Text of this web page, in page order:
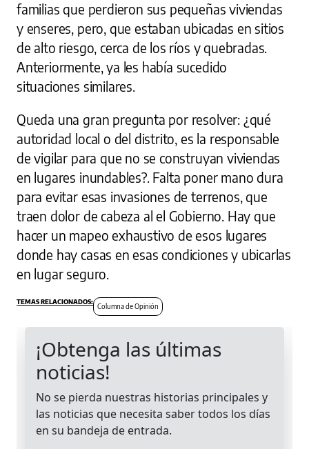
familias que perdieron sus pequeñas viviendas
y enseres, pero, que estaban ubicadas en sitios
de alto riesgo, cerca de los ríos y quebradas.
Anteriormente, ya les había sucedido
situaciones similares.
Queda una gran pregunta por resolver: ¿qué
autoridad local o del distrito, es la responsable
de vigilar para que no se construyan viviendas
en lugares inundables?. Falta poner mano dura
para evitar esas invasiones de terrenos, que
traen dolor de cabeza al el Gobierno. Hay que
hacer un mapeo exhaustivo de esos lugares
donde hay casas en esas condiciones y ubicarlas
en lugar seguro.
Columna de Opinión